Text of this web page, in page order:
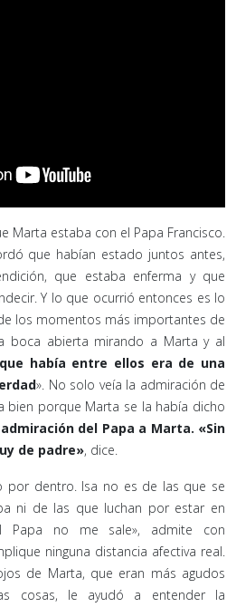
Marta estaba con el Papa Francisco.
que habían estado juntos antes,
que estaba enferma y que
Y lo que ocurrió entonces es lo
los momentos más importantes de
boca abierta mirando a Marta y al
había entre ellos era de una
». No solo veía la admiración de
bien porque Marta se la había dicho
del Papa a Marta. «Sin
de padre», dice.
por dentro. Isa no es de las que se
ni de las que luchan por estar en
Papa no me sale», admite con
ninguna distancia afectiva real.
de Marta, que eran más agudos
cosas, le ayudó a entender la